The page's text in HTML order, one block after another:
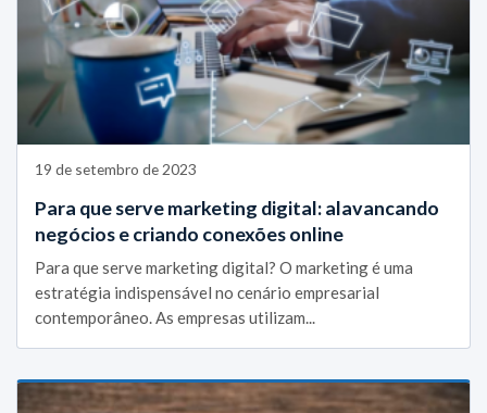
19 de setembro de 2023
Para que serve marketing digital: alavancando
negócios e criando conexões online
Para que serve marketing digital? O marketing é uma
estratégia indispensável no cenário empresarial
contemporâneo. As empresas utilizam...